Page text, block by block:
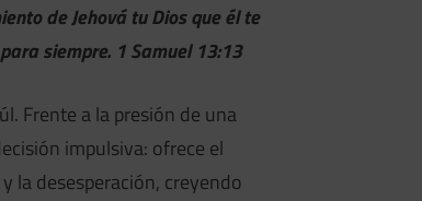
de Jehová tu Dios que él te
siempre. 1 Samuel 13:13
Frente a la presión de una
impulsiva: ofrece el
la desesperación, creyendo